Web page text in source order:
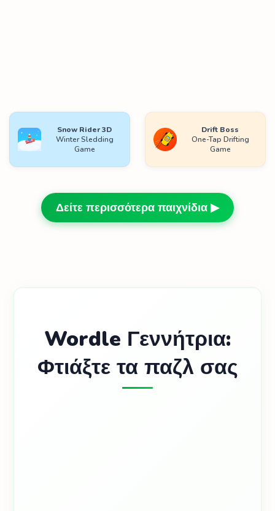
Snow Rider 3D
Winter Sledding
Game
Drift Boss
One-Tap Drifting
Game
Δείτε περισσότερα παιχνίδια ▶
Wordle Γεννήτρια:
Φτιάξτε τα παζλ σας